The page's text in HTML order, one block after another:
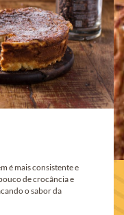
é mais consistente e
de crocância e
o sabor da